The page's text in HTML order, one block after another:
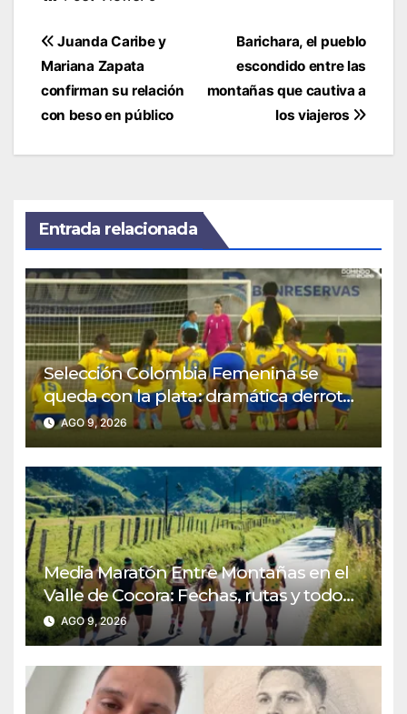
Navegación
de
entradas
Barichara, el pueblo
escondido entre las
montañas que cautiva a
los viajeros
Juanda Caribe y
Mariana Zapata
confirman su relación
con beso en público
Entrada relacionada
Selección Colombia Femenina se
queda con la plata: dramática derrota
ante México en los Juegos
Centroamericanos y del Caribe
AGO 9, 2026
Media Maratón Entre Montañas en el
Valle de Cocora: Fechas, rutas y todo
sobre la gran fiesta del running en
Salento
AGO 9, 2026